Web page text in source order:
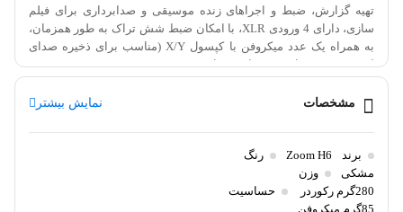
تهیه گزارش، ضبط و اجراهای زنده موسیقی و صدابرداری برای فیلم
سازی، دارای 4 ورودی XLR، با امکان ضبط شش تراک به طور همزمان،
به همراه یک عدد میکروفن با کپسول X/Y (مناسب برای ذخیره صدای
استریو)، به همراه 4 عدد باتری سایز AA
رکوردر زوم پرتابل Zoom H6 به شما امکان می دهد بدون توجه به تجربه
میکروفون، با داشتن دو کپسول میکروفون استریو قابل تعویض، شش
مشخصات نمایش بیشتر
برند Zoom H6
رنگ
مشکی
وزن
280گرم رکوردر
85گرم میکروفن
حساسیت